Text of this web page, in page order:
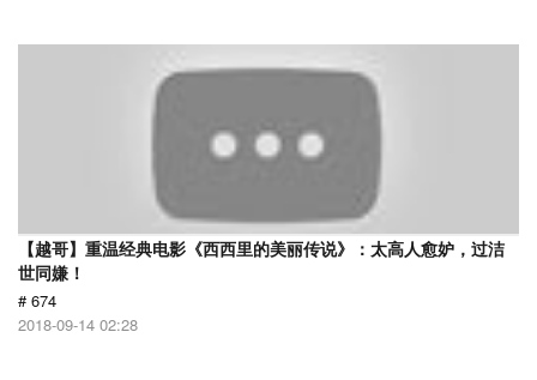
【越哥】重温经典电影《西西里的美丽传说》：太高人愈妒，过洁
世同嫌！
# 674
2018-09-14 02:28